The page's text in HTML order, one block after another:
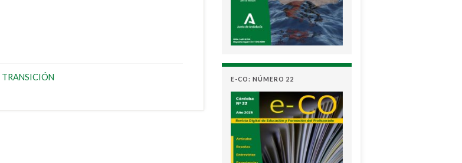
TRANSICIÓN
E-CO: NÚMERO 22